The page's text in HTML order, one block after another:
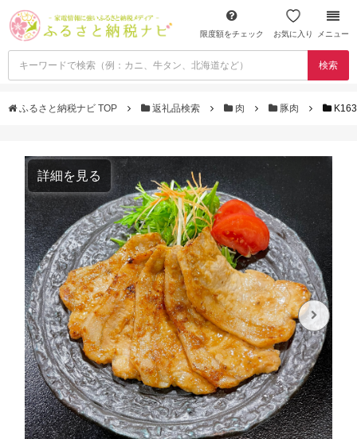
限度額をチェック お気に入り メニュー
検索
ふるさと納税ナビ TOP 返礼品検索 肉 豚肉
詳細を見る